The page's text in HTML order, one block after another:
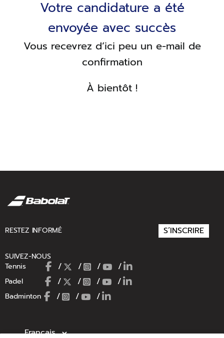
Votre candidature a été
envoyée avec succès
Vous recevrez d’ici peu un e-mail de
confirmation
À bientôt !
RESTEZ INFORMÉ S’INSCRIRE
SUIVEZ-NOUS
Tennis
/ / / /
Padel / / / /
Badminton / / /
Choisir une langue